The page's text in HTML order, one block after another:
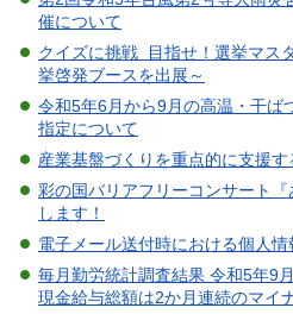
催について
クイズに挑戦 目指せ！選挙マス
挙啓発ブースを出展～
令和5年6月から9月の高温・干ば
指定について
産業基盤づくりを重点的に支援
彩の国バリアフリーコンサート
します！
電子メール送付時における個人
毎月勤労統計調査結果 令和5年9
現金給与総額は2か月連続のマイ